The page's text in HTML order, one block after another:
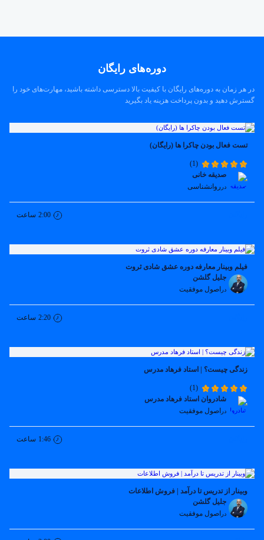
دوره‌های رایگان
در هر زمان به دوره‌های رایگان با کیفیت بالا دسترسی داشته باشید، مهارت‌های خود را
گسترش دهید و بدون پرداخت هزینه یاد بگیرید
تست فعال بودن چاکرا ها (رایگان)
(1)
صدیقه خانی
در روانشناسی
2:00 ساعت
فیلم وبینار معارفه دوره عشق شادی ثروت
جلیل گلشن
در اصول موفقیت
2:20 ساعت
زندگی چیست؟ | استاد فرهاد مدرس
(1)
شادروان استاد فرهاد مدرس
در اصول موفقیت
1:46 ساعت
وبینار از تدریس تا درآمد | فروش اطلاعات
جلیل گلشن
در اصول موفقیت